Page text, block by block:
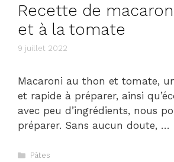
Recette de
et à la tomate
9 juillet 2022
Macaroni au thon et tomate,
et rapide à préparer, ainsi
avec peu d’ingrédients, nous
préparer. Sans aucun doute, …
Catégories
Pâtes